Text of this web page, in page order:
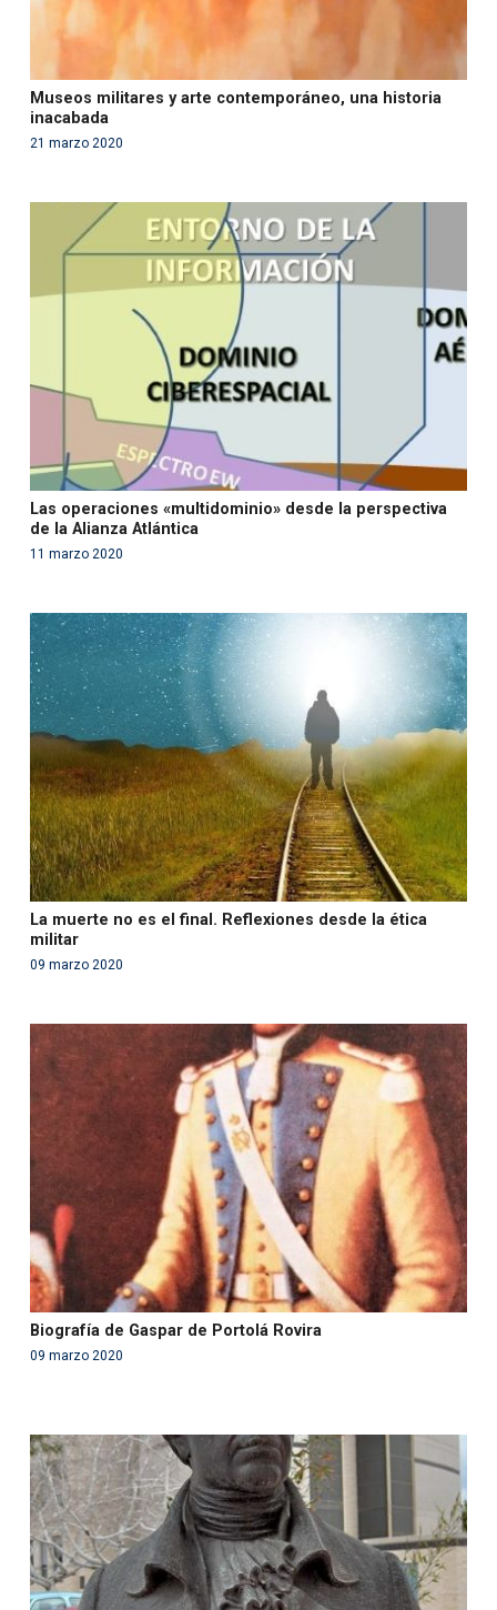
Museos militares y arte contemporáneo, una historia
inacabada
21 marzo 2020
Warning
: Use of undefined constant php - assumed
'php' (this will throw an Error in a future version of PHP)
/var/www/acami.es/wp-
content/themes/fundcami/page-publicaciones.php
Las operaciones «multidominio» desde la perspectiva
de la Alianza Atlántica
11 marzo 2020
Warning: Use of undefined constant php - assumed
'php' (this will throw an Error in a future version of PHP)
in/var/www/acami.es/wp-
content/themes/fundcami/page-publicaciones.php
on line99
La muerte no es el final. Reflexiones desde la ética
militar
09 marzo 2020
Warning
: Use of undefined constant php - assumed
'php' (this will throw an Error in a future version of PHP)
in/var/www/acami.es/wp-
content/themes/fundcami/page-publicaciones.php
on line
Biografía de Gaspar de Portolá Rovira
09 marzo 2020
Warning : Use of undefined constant php - assumed
'php' (this will throw an Error in a future version of PHP)
in/var/www/acami.es/wp-
content/themes/fundcami/page-publicaciones.php
on line99